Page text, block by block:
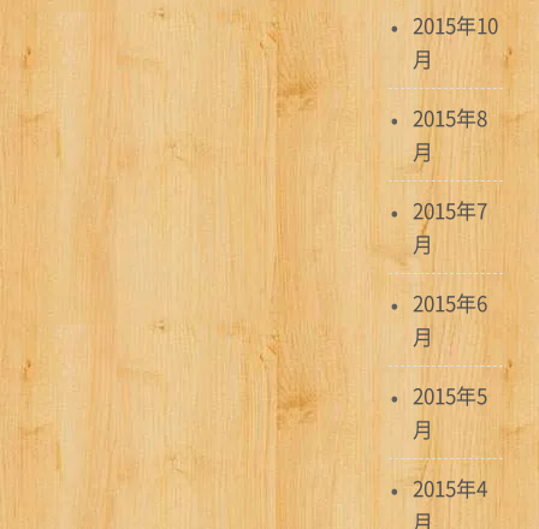
2015年10
月
2015年8
月
2015年7
月
2015年6
月
2015年5
月
2015年4
月